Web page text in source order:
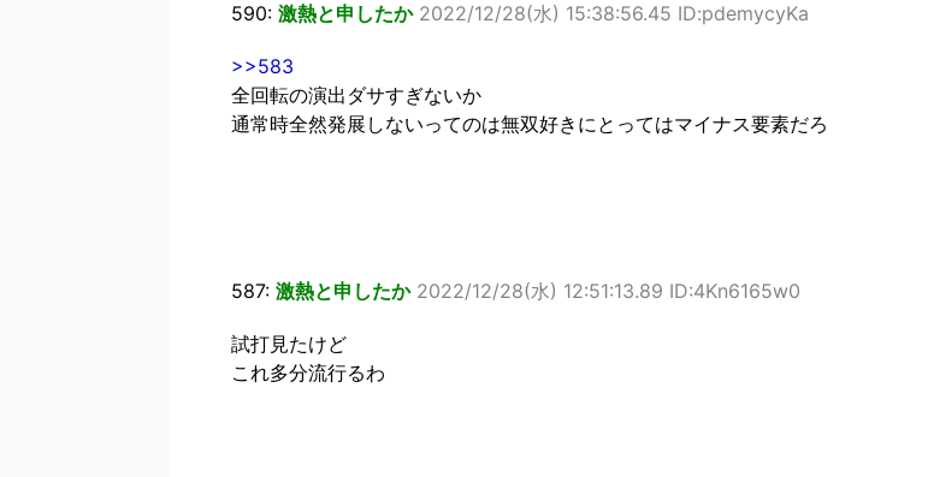
590: 激熱と申したか 2022/12/28(水) 15:38:56.45 ID:pdemycyKa
>>583
全回転の演出ダサすぎないか
通常時全然発展しないってのは無双好きにとってはマイナス要素だろ
587: 激熱と申したか 2022/12/28(水) 12:51:13.89 ID:4Kn6165w0
試打見たけど
これ多分流行るわ